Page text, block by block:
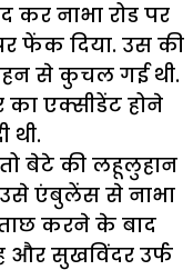
कर नाभा रोड पर
फेंक दिया. उस की
से कुचल गई थी.
का एक्सीडेंट होने
थी.
बेटे की लहूलुहान
एंबुलेंस से नाभा
करने के बाद
और सुखविंदर उर्फ